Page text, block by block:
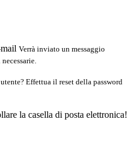
Verrà inviato un messaggio
Effettua il reset della password
la casella di posta elettronica!